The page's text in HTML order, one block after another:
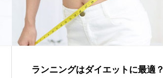
ランニングはダイエットに最適？